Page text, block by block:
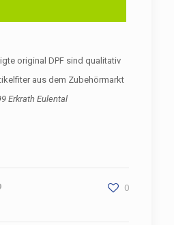
original DPF sind qualitativ
aus dem Zubehörmarkt
Erkrath Eulental
0